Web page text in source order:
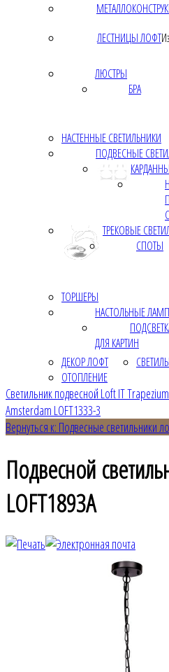
ЛЕСТНИЦЫ ЛОФТ
ЛЮСТРЫ
БРА
НАСТЕННЫЕ СВЕТИЛЬНИКИ
ПОДВЕСНЫЕ
ТРЕКОВЫЕ
СПОТЫ
ТОРШЕРЫ
НАСТОЛЬНЫЕ
ДЛЯ КАРТИН
ДЕКОР ЛОФТ
ОТОПЛЕНИЕ
Светильник подвесной Loft IT
Amsterdam LOFT1333-3
Вернуться к: Подвесные светильники
Подвесной
LOFT1893A